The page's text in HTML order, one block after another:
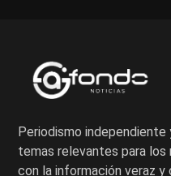
Periodismo
temas relevantes para los
con la información veraz